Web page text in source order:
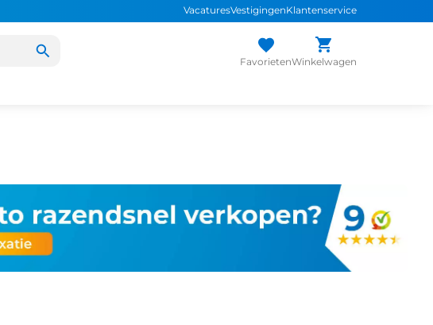
VacaturesVestigingenKlantenservice
FavorietenWinkelwagen